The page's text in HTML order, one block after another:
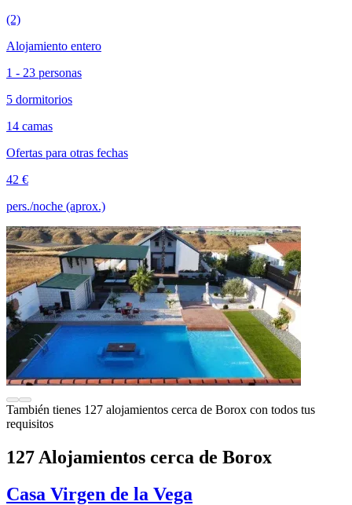
(2)
Alojamiento entero
1 - 23 personas
5 dormitorios
14 camas
Ofertas para otras fechas
42 €
pers./noche (aprox.)
También tienes 127 alojamientos cerca de Borox con todos tus
requisitos
127 Alojamientos cerca de Borox
Casa Virgen de la Vega